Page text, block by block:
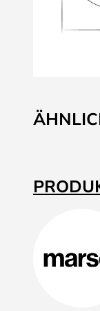
Anfang
der